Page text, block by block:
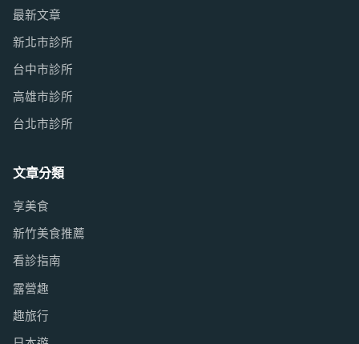
最新文章
新北市診所
台中市診所
高雄市診所
台北市診所
文章分類
享美食
新竹美食推薦
看診指南
露營趣
趣旅行